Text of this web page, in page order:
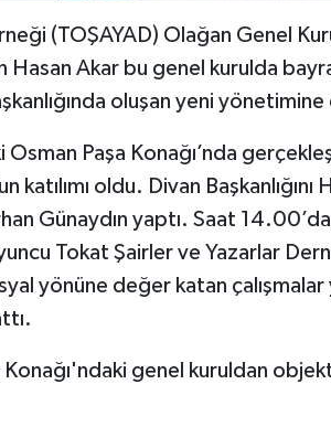
(TOŞAYAD) Olağan Genel
Hasan Akar bu genel kurulda
oluşan yeni
Paşa Konağı’nda
oldu. Divan
Günaydın yaptı. Saat
Tokat Şairler ve Yazarlar
yönüne değer katan çalışmalar
Konağı'ndaki genel kuruldan